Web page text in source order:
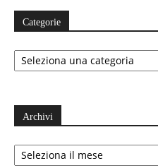
Categorie
Categorie
Archivi
Archivi